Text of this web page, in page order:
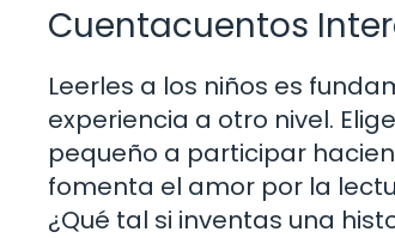
Cuentacuentos
Leerles a los niños es
experiencia a otro nivel.
pequeño a participar
fomenta el amor por la
¿Qué tal si inventas una